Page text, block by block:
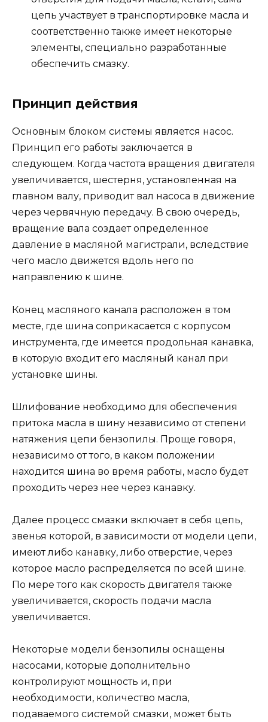
цепь участвует в транспортировке масла и
соответственно также имеет некоторые
элементы, специально разработанные
обеспечить смазку.
Принцип действия
Основным блоком системы является насос.
Принцип его работы заключается в
следующем. Когда частота вращения двигателя
увеличивается, шестерня, установленная на
главном валу, приводит вал насоса в движение
через червячную передачу. В свою очередь,
вращение вала создает определенное
давление в масляной магистрали, вследствие
чего масло движется вдоль него по
направлению к шине.
Конец масляного канала расположен в том
месте, где шина соприкасается с корпусом
инструмента, где имеется продольная канавка,
в которую входит его масляный канал при
установке шины.
Шлифование необходимо для обеспечения
притока масла в шину независимо от степени
натяжения цепи бензопилы. Проще говоря,
независимо от того, в каком положении
находится шина во время работы, масло будет
проходить через нее через канавку.
Далее процесс смазки включает в себя цепь,
звенья которой, в зависимости от модели цепи,
имеют либо канавку, либо отверстие, через
которое масло распределяется по всей шине.
По мере того как скорость двигателя также
увеличивается, скорость подачи масла
увеличивается.
Некоторые модели бензопилы оснащены
насосами, которые дополнительно
контролируют мощность и, при
необходимости, количество масла,
подаваемого системой смазки, может быть